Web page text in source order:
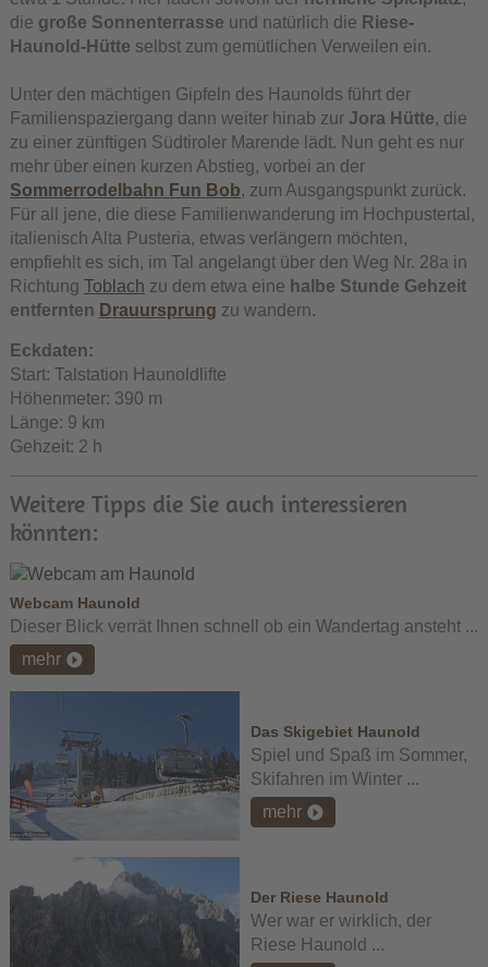
die große Sonnenterrasse und natürlich die Riese-
Haunold-Hütte selbst zum gemütlichen Verweilen ein.
Unter den mächtigen Gipfeln des Haunolds führt der
Familienspaziergang dann weiter hinab zur Jora Hütte, die
zu einer zünftigen Südtiroler Marende lädt. Nun geht es nur
mehr über einen kurzen Abstieg, vorbei an der
Sommerrodelbahn Fun Bob, zum Ausgangspunkt zurück.
Für all jene, die diese Familienwanderung im Hochpustertal,
italienisch Alta Pusteria, etwas verlängern möchten,
empfiehlt es sich, im Tal angelangt über den Weg Nr. 28a in
Richtung Toblach zu dem etwa eine halbe Stunde Gehzeit
entfernten Drauursprung zu wandern.
Eckdaten:
Start: Talstation Haunoldlifte
Höhenmeter: 390 m
Länge: 9 km
Gehzeit: 2 h
Weitere Tipps die Sie auch interessieren
könnten:
Webcam Haunold
Dieser Blick verrät Ihnen schnell ob ein Wandertag ansteht ...
mehr
Das Skigebiet Haunold
Spiel und Spaß im Sommer,
Skifahren im Winter ...
mehr
Der Riese Haunold
Wer war er wirklich, der
Riese Haunold ...